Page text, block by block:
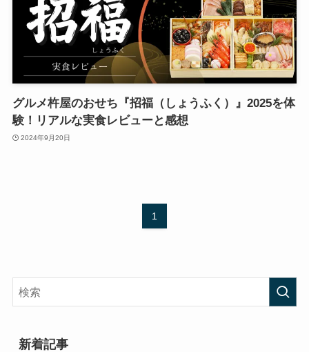
グルメ杵屋のおせち『招福（しょうふく）』2025を体
験！リアルな実食レビューと感想
2024年9月20日
1
新着記事